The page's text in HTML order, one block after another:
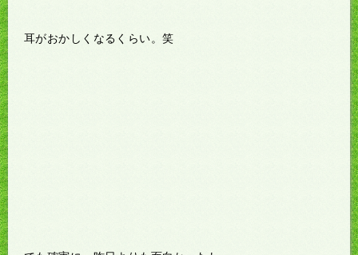
耳がおかしくなるくらい。笑